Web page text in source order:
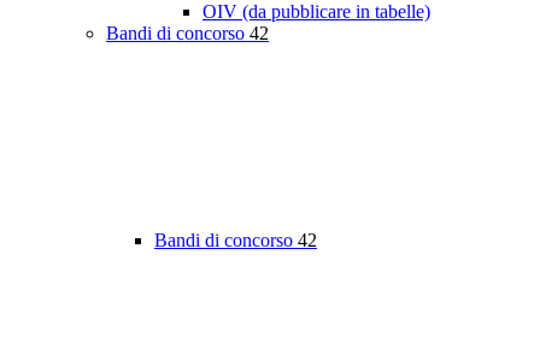
OIV (da pubblicare in tabelle)
Bandi di concorso 42
Bandi di concorso 42